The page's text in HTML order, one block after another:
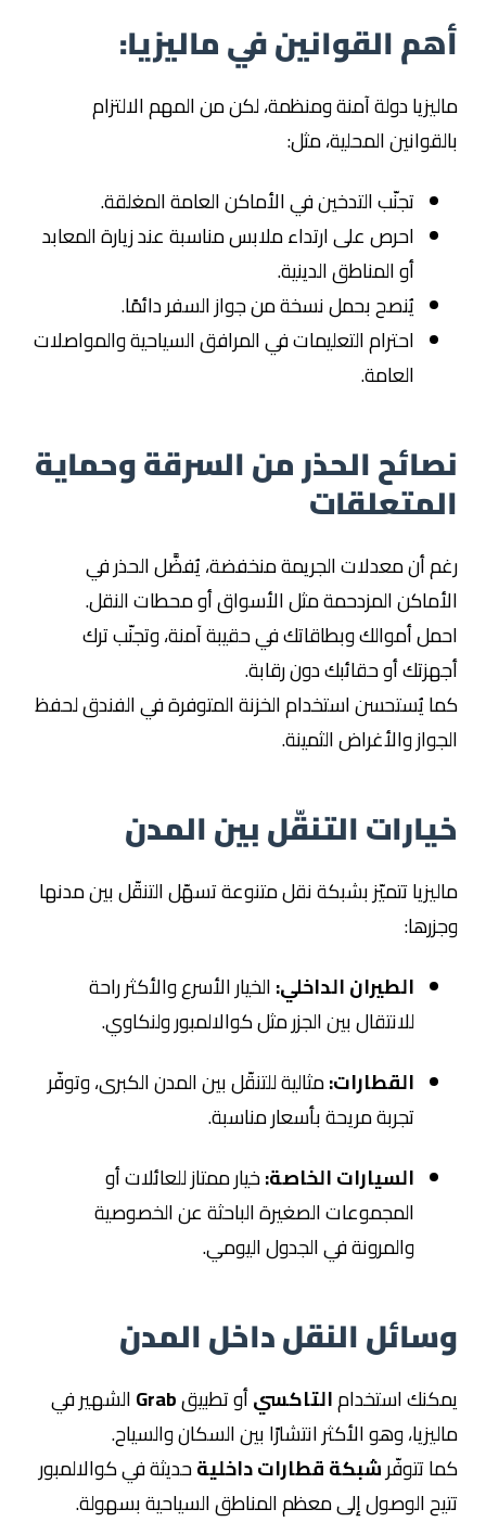
أهم القوانين في ماليزيا:
ماليزيا دولة آمنة ومنظمة، لكن من المهم الالتزام
بالقوانين المحلية، مثل:
تجنّب التدخين في الأماكن العامة المغلقة.
احرص على ارتداء ملابس مناسبة عند زيارة المعابد
أو المناطق الدينية.
يُنصح بحمل نسخة من جواز السفر دائمًا.
احترام التعليمات في المرافق السياحية والمواصلات
العامة.
نصائح الحذر من السرقة وحماية
المتعلقات
رغم أن معدلات الجريمة منخفضة، يُفضَّل الحذر في
الأماكن المزدحمة مثل الأسواق أو محطات النقل.
احمل أموالك وبطاقاتك في حقيبة آمنة، وتجنّب ترك
أجهزتك أو حقائبك دون رقابة.
كما يُستحسن استخدام الخزنة المتوفرة في الفندق لحفظ
الجواز والأغراض الثمينة.
خيارات التنقّل بين المدن
ماليزيا تتميّز بشبكة نقل متنوعة تسهّل التنقّل بين مدنها
وجزرها:
الطيران الداخلي:الخيار الأسرع والأكثر راحة
للانتقال بين الجزر مثل كوالالمبور ولنكاوي.
القطارات:مثالية للتنقّل بين المدن الكبرى، وتوفّر
تجربة مريحة بأسعار مناسبة.
السيارات الخاصة:خيار ممتاز للعائلات أو
المجموعات الصغيرة الباحثة عن الخصوصية
والمرونة في الجدول اليومي.
وسائل النقل داخل المدن
يمكنك استخدامالتاكسيأو تطبيقGrabالشهير في
ماليزيا، وهو الأكثر انتشارًا بين السكان والسياح.
كما تتوفّرشبكة قطارات داخليةحديثة في كوالالمبور
تتيح الوصول إلى معظم المناطق السياحية بسهولة.